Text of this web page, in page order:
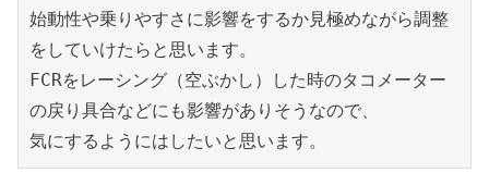
始動性や乗りやすさに影響をするか見極めながら調整
をしていけたらと思います。
FCRをレーシング（空ぶかし）した時のタコメーター
の戻り具合などにも影響がありそうなので、
気にするようにはしたいと思います。